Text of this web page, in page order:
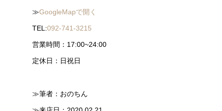
≫GoogleMapで開く
TEL:092-741-3215
営業時間：17:00~24:00
定休日：日祝日
≫筆者：おのちん